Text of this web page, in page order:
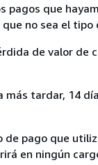
que
no sea el
de valor
tardar, 14
pago que
en ningún